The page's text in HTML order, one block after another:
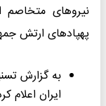
نیروهای متخاصم
پهپادهای ارتش
به گزارش
ایران اعلام